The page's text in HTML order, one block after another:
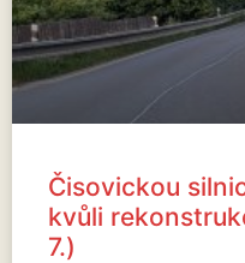
Čisovickou
kvůli
7.)